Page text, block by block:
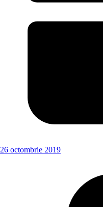
26 octombrie 2019